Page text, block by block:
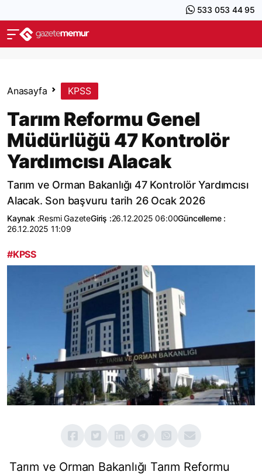
533 053 44 95
Anasayfa KPSS
Tarım Reformu Genel
Müdürlüğü 47 Kontrolör
Yardımcısı Alacak
Tarım ve Orman Bakanlığı 47 Kontrolör Yardımcısı
Alacak. Son başvuru tarih 26 Ocak 2026
Kaynak :Resmi GazeteGiriş :26.12.2025 06:00Güncelleme :
26.12.2025 11:09
#KPSS
Tarım ve Orman Bakanlığı Tarım Reformu